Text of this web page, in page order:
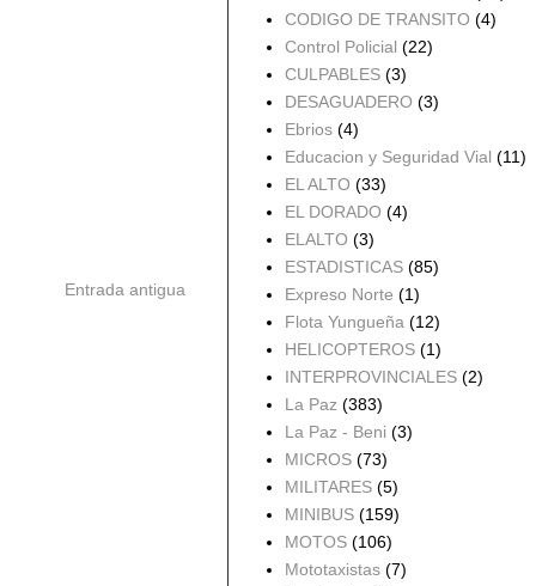
Entrada antigua
CODIGO DE TRANSITO (4)
Control Policial (22)
CULPABLES (3)
DESAGUADERO (3)
Ebrios (4)
Educacion y Seguridad Vial (11)
EL ALTO (33)
EL DORADO (4)
ELALTO (3)
ESTADISTICAS (85)
Expreso Norte (1)
Flota Yungueña (12)
HELICOPTEROS (1)
INTERPROVINCIALES (2)
La Paz (383)
La Paz - Beni (3)
MICROS (73)
MILITARES (5)
MINIBUS (159)
MOTOS (106)
Mototaxistas (7)